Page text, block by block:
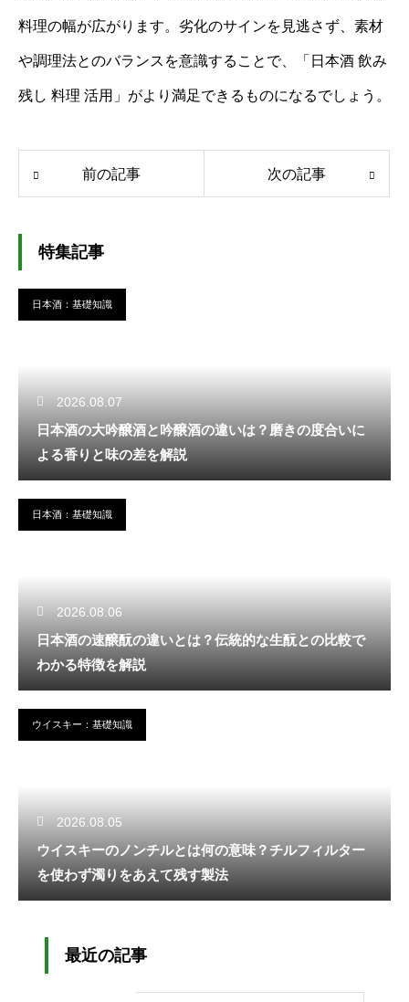
料理の幅が広がります。劣化のサインを見逃さず、素材
や調理法とのバランスを意識することで、「日本酒 飲み
残し 料理 活用」がより満足できるものになるでしょう。
前の記事 次の記事
特集記事
日本酒：基礎知識
2026.08.07
日本酒の大吟醸酒と吟醸酒の違いは？磨きの度合いに
よる香りと味の差を解説
日本酒：基礎知識
2026.08.06
日本酒の速醸酛の違いとは？伝統的な生酛との比較で
わかる特徴を解説
ウイスキー：基礎知識
2026.08.05
ウイスキーのノンチルとは何の意味？チルフィルター
を使わず濁りをあえて残す製法
最近の記事